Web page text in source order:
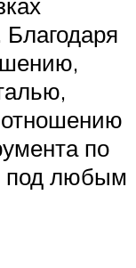
по
под любым